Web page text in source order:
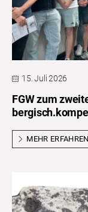
15. Juli 2026
FGW zum
MEHR ERFAHREN